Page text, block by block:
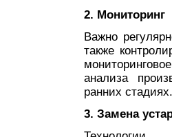
2. Мониторинг
Важно
также
анализа
ранних стадиях.
3. Замена